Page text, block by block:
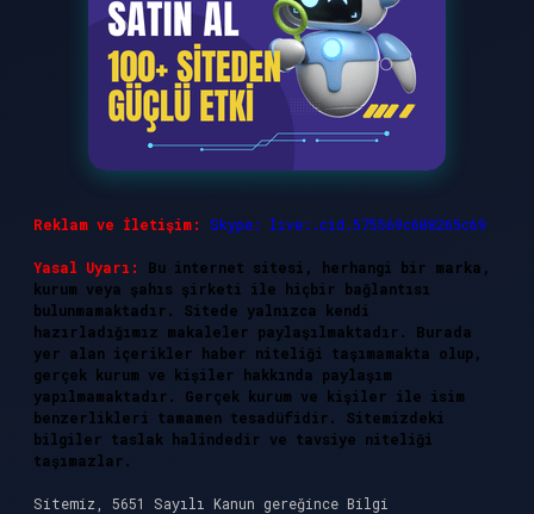
Reklam ve İletişim: Skype: live:.cid.575569c608265c69
Yasal Uyarı:
Bu internet sitesi, herhangi bir marka,
kurum veya şahıs şirketi ile hiçbir bağlantısı
bulunmamaktadır. Sitede yalnızca kendi
hazırladığımız makaleler paylaşılmaktadır. Burada
yer alan içerikler haber niteliği taşımamakta olup,
gerçek kurum ve kişiler hakkında paylaşım
yapılmamaktadır. Gerçek kurum ve kişiler ile isim
benzerlikleri tamamen tesadüfidir. Sitemizdeki
bilgiler taslak halindedir ve tavsiye niteliği
taşımazlar.
Sitemiz, 5651 Sayılı Kanun gereğince Bilgi